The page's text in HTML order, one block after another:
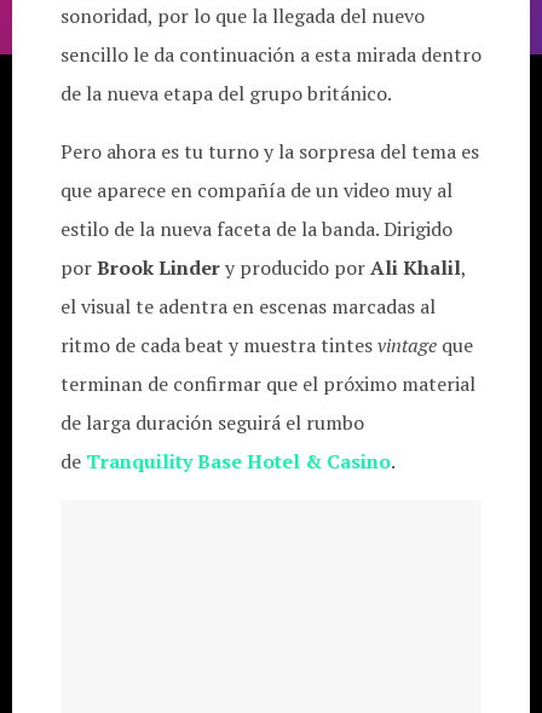
sonoridad, por lo que la llegada del nuevo
sencillo le da continuación a esta mirada dentro
de la nueva etapa del grupo británico.
Pero ahora es tu turno y la sorpresa del tema es
que aparece en compañía de un video muy al
estilo de la nueva faceta de la banda. Dirigido
porBrook Lindery producido porAli Khalil,
el visual te adentra en escenas marcadas al
ritmo de cada beat y muestra tintesvintage que
terminan de confirmar que el próximo material
de larga duración seguirá el rumbo
de Tranquility Base Hotel & Casino.